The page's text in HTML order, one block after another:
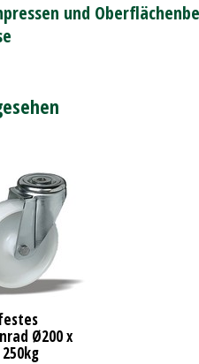
und
Ø200 x